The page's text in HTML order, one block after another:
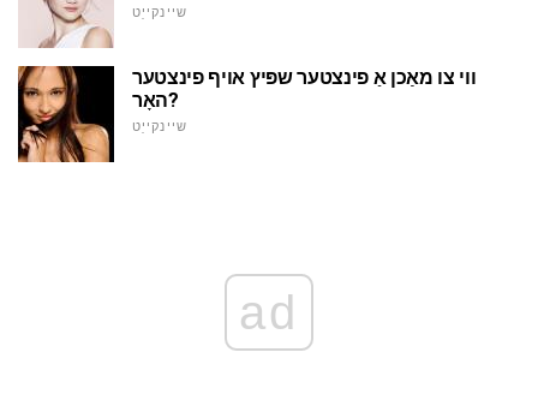
שיינקייַט
ווי צו מאַכן אַ פינצטער שפּיץ אויף פינצטער
האָר?
שיינקייַט
ad